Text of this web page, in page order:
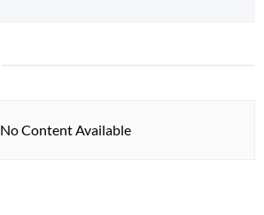
No Content Available